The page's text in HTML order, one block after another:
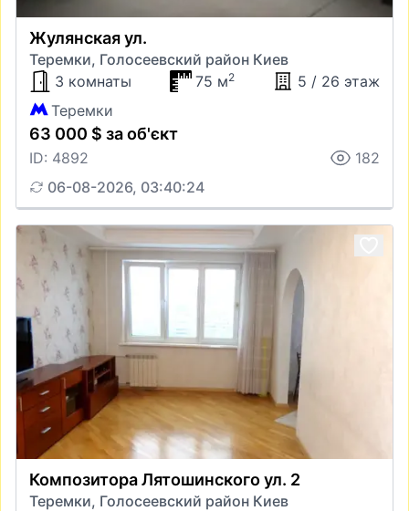
Жулянская ул.
Теремки, Голосеевский район Киев
3 комнаты
75 м2
5 / 26 этаж
Теремки
63 000 $ за об'єкт
ID: 4892
182
06-08-2026, 03:40:24
Композитора Лятошинского ул. 2
Теремки, Голосеевский район Киев